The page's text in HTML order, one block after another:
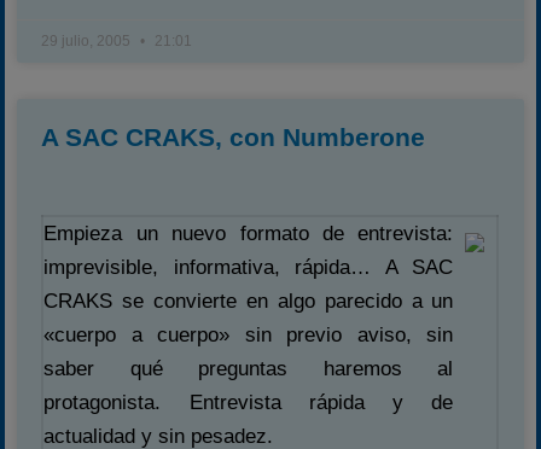
29 julio, 2005 21:01
A SAC CRAKS, con Numberone
Empieza un nuevo formato de entrevista:
imprevisible, informativa, rápida… A SAC
CRAKS se convierte en algo parecido a un
«cuerpo a cuerpo» sin previo aviso, sin
saber qué preguntas haremos al
protagonista. Entrevista rápida y de
actualidad y sin pesadez.